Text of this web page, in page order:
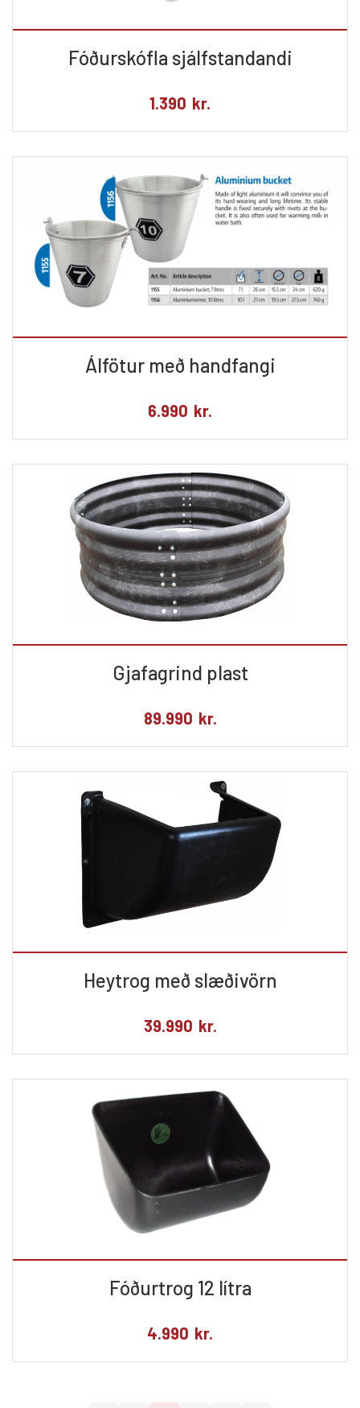
Fóðurskófla sjálfstandandi
1.390 kr.
Álfötur með handfangi
6.990 kr.
Gjafagrind plast
89.990 kr.
Heytrog með slæðivörn
39.990 kr.
Fóðurtrog 12 lítra
4.990 kr.